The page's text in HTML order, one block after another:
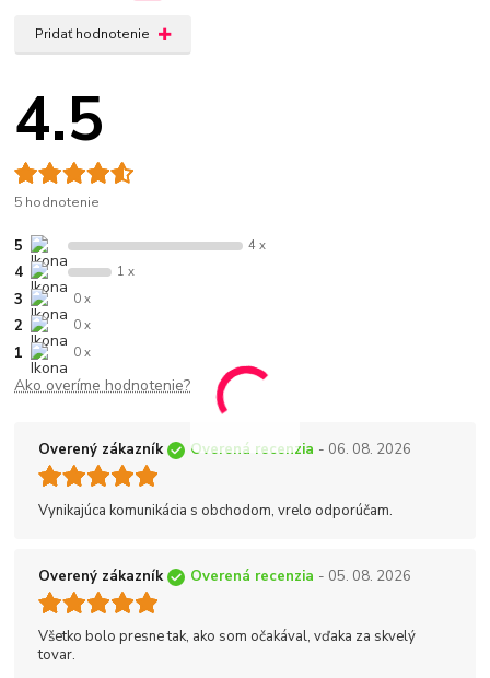
Pridať hodnotenie
4.5
5 hodnotenie
5 4 x
4 1 x
3 0 x
2 0 x
1 0 x
Ako overíme hodnotenie?
Overený zákazník Overená recenzia - 06. 08. 2026
Vynikajúca komunikácia s obchodom, vrelo odporúčam.
Overený zákazník Overená recenzia - 05. 08. 2026
Všetko bolo presne tak, ako som očakával, vďaka za skvelý
tovar.